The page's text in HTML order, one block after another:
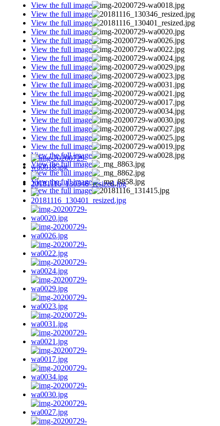
View the full image
View the full image
View the full image
View the full image
View the full image
View the full image
View the full image
View the full image
View the full image
View the full image
View the full image
View the full image
View the full image
View the full image
View the full image
View the full image
View the full image
View the full image
View the full image
View the full image
View the full image
View the full image